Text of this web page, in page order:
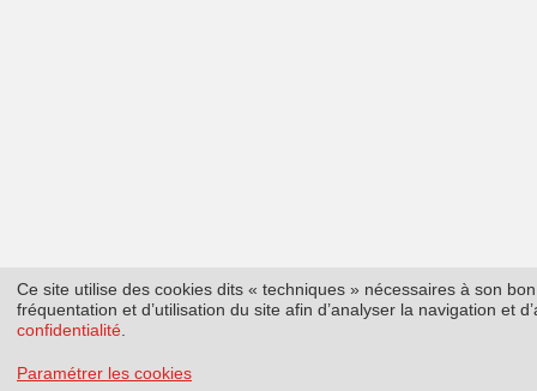
Ce site utilise des cookies dits « techniques » nécessaires à son
fréquentation et d’utilisation du site afin d’analyser la navigation et
confidentialité
Paramétrer les cookies